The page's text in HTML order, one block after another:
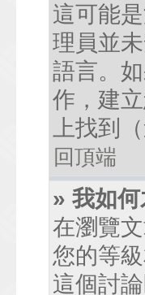
這可能
理員並
語言。
作，建
上找到
回頂端
» 我如
在瀏覽
您的等
這個討